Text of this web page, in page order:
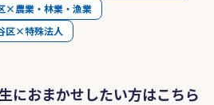
×農業・林業・漁業
区×特殊法人
におまかせしたい方はこちら